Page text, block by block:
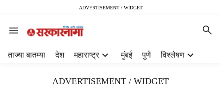
ADVERTISEMENT / WIDGET
ताज्या बातम्या देश महाराष्ट्र मुंबई पुणे विश्लेषण
ADVERTISEMENT / WIDGET